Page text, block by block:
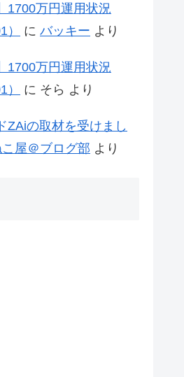
1700万円運用状況
）
に バッキー より
1700万円運用状況
）
に そら より
ZAiの取材を受けまし
屋＠ブログ部 より